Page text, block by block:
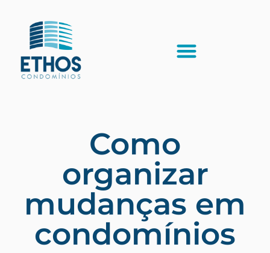
Como
organizar
mudanças em
condomínios